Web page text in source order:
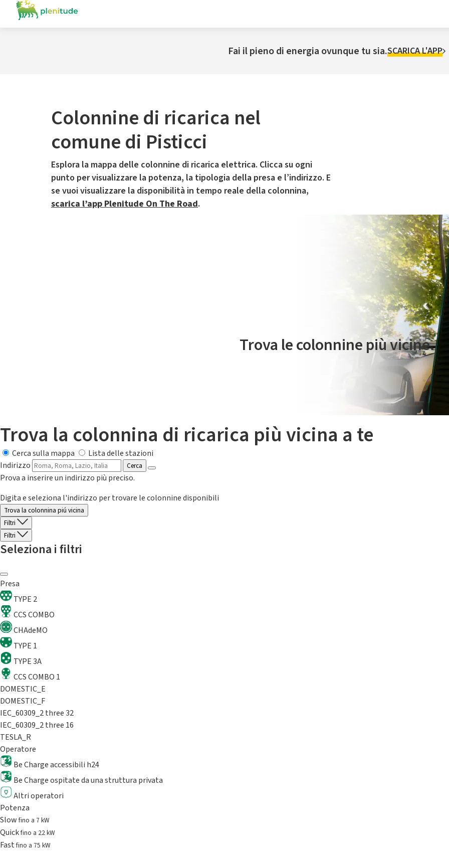
Fai il pieno di energia ovunque tu sia.SCARICA L'APP
Colonnine di ricarica nel
comune di Pisticci
Esplora la mappa delle colonnine di ricarica elettrica. Clicca su ogni
punto per visualizzare la potenza, la tipologia della presa e l’indirizzo. E
se vuoi visualizzare la disponibilità in tempo reale della colonnina,
scarica l’app Plenitude On The Road.
Il servizio di mobilità elettrica è gestito da Plenitude On The Road
Trova le colonnine più vicine.
Trova la colonnina di ricarica più vicina a te
Cerca sulla mappa
Lista delle stazioni
Indirizzo
Cerca
Prova a inserire un indirizzo più preciso.
Digita e seleziona l'indirizzo per trovare le colonnine disponibili
Trova la colonnina piú vicina
Filtri
Filtri
Seleziona i filtri
Presa
TYPE 2
CCS COMBO
CHAdeMO
TYPE 1
TYPE 3A
CCS COMBO 1
DOMESTIC_E
DOMESTIC_F
IEC_60309_2 three 32
IEC_60309_2 three 16
TESLA_R
Operatore
Be Charge accessibili h24
Be Charge ospitate da una struttura privata
Altri operatori
Potenza
Slowfino a 7 kW
Quickfino a 22 kW
Fastfino a 75 kW